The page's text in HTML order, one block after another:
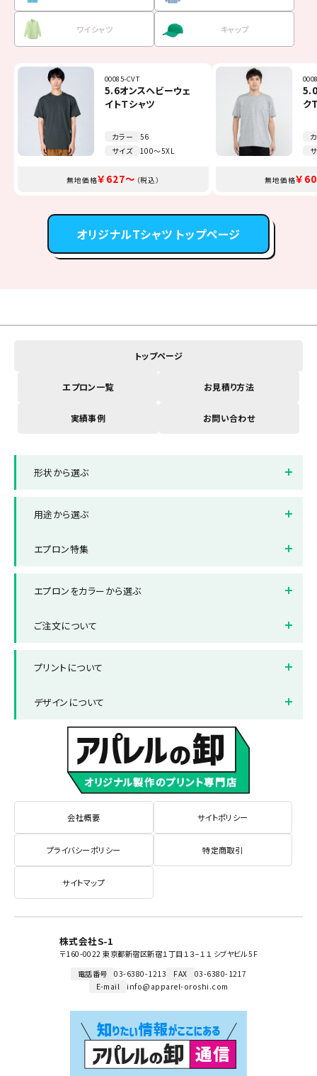
ワイシャツ キャップ
00085-CVT
5.6オンスヘビーウェ
イトＴシャツ
カラー
56
サイズ
100～5XL
無地価格￥627～ （税込）
ク
無地価格￥
オリジナルTシャツ トップページ
7061-01
マイクロリップストッ
プイベントブルゾン
カラー
12
サイズ
S～XXXXL
無地価格￥1,738～（税込）
ベ
無地価格￥
00141-NVP
5.8オンスT／Cポロシ
ャツ（ポケット無し）
カラー
11
サイズ
SS～5L
無地価格￥1,100～（税込）
ポ
無地価格￥
00216-MLH
8.4オンス フーデッ
ドライトパーカー
カラー
16
サイズ
100～2XL
無地価格￥2,035～（税込）
ー
無地価格￥
FB4510U
オックスフォード長袖
シャツ
カラー
13
サイズ
SS～4L
無地価格￥3,245～（税込）
オ
シ
無地価格￥
00700-EVM
イベントメッシュキャ
ップ
カラー
51
サイズ
F～JL
無地価格￥308～ （税込）
リ
無地価格￥
トップページ
エプロン一覧 お見積り方法
実績事例 お問い合わせ
形状から選ぶ
用途から選ぶ
飲食店
エプロン特集
エプロンをカラーから選ぶ
ホワイト(白色)
グレー(灰色)
ネイビー(紺色)
ご注文について
よくある質問集
プリントについて
プリント方法
デザインについて
データ作成・入稿方法
書体サンプル
会社概要 サイトポリシー
プライバシーポリシー 特定商取引
サイトマップ
株式会社S-1
〒160-0022 東京都新宿区新宿１丁目１３−１１ シブヤビル 5F
電話番号
03-6380-1213 FAX
03-6380-1217
E-mail
info@apparel-oroshi.com